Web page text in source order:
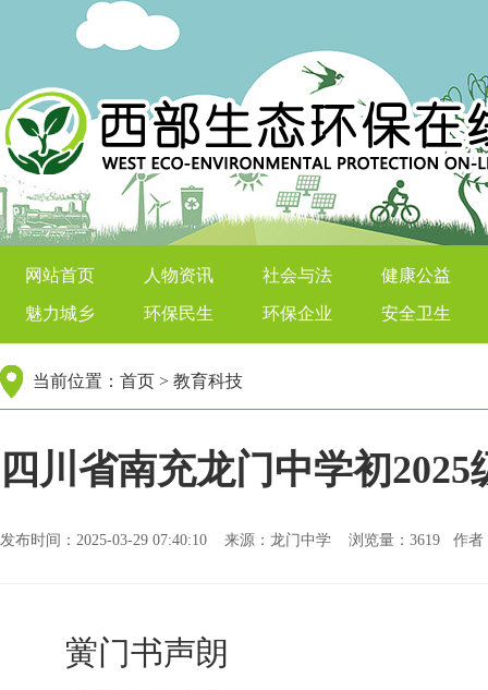
西部生态环保在线
网站首页 人物资讯 社会与法 健康公益
魅力城乡 环保民生 环保企业 安全卫生
当前位置： 首页 > 教育科技
四川省南充龙门中学初
发布时间：2025-03-29 07:40:10 来源：龙门中学 浏览量： 3619 作者
黉门书声朗